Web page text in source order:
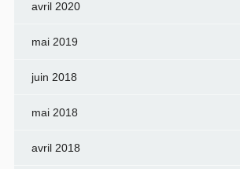
avril 2020
mai 2019
juin 2018
mai 2018
avril 2018